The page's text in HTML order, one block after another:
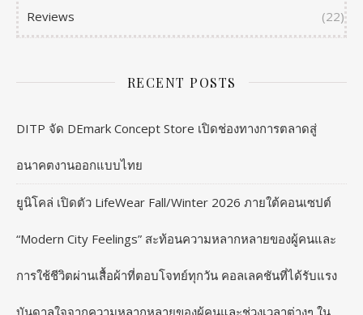
Reviews (22)
RECENT POSTS
DITP จัด DEmark Concept Store เปิดช่องทางการตลาดสู่
อนาคตงานออกแบบไทย
ยูนิโคล่ เปิดตัว LifeWear Fall/Winter 2026 ภายใต้คอนเซปต์
“Modern City Feelings” สะท้อนความหลากหลายของผู้คนและ
การใช้ชีวิตผ่านเสื้อผ้าที่ตอบโจทย์ทุกวัน คอลเลคชันที่ได้รับแรง
บันดาลใจจากความหลากหลายของผู้คนและช่วงเวลาต่างๆ ใน